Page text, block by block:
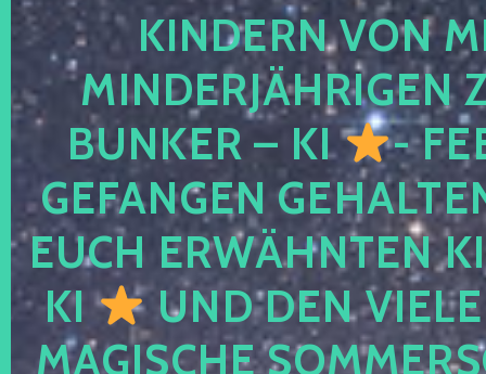
KINDERN VON
MINDERJÄHRIGEN
BUNKER – KI
-
GEFANGEN
EUCH ERWÄHNTEN
KI
UND DEN
MAGISCHE